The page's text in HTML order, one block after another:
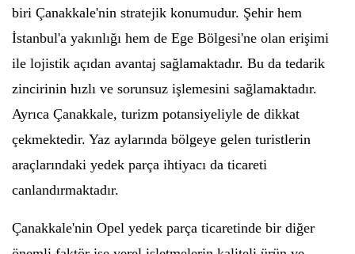
biri Çanakkale'nin stratejik konumudur. Şehir hem
İstanbul'a yakınlığı hem de Ege Bölgesi'ne olan erişimi
ile lojistik açıdan avantaj sağlamaktadır. Bu da tedarik
zincirinin hızlı ve sorunsuz işlemesini sağlamaktadır.
Ayrıca Çanakkale, turizm potansiyeliyle de dikkat
çekmektedir. Yaz aylarında bölgeye gelen turistlerin
araçlarındaki yedek parça ihtiyacı da ticareti
canlandırmaktadır.
Çanakkale'nin Opel yedek parça ticaretinde bir diğer